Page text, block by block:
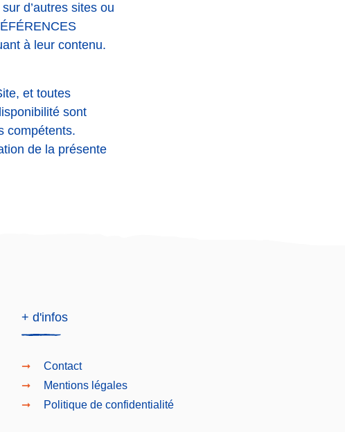
d’autres sites ou
à leur contenu.
et toutes
sont
compétents.
de la présente
+ d'infos
Contact
Mentions légales
Politique de confidentialité